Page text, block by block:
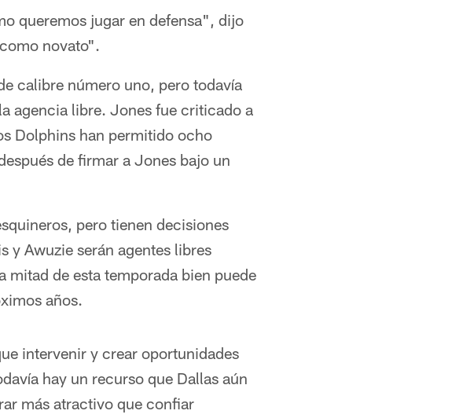
queremos jugar en defensa", dijo
novato".
calibre número uno, pero todavía
agencia libre. Jones fue criticado a
Dolphins han permitido ocho
de firmar a Jones bajo un
pero tienen decisiones
y Awuzie serán agentes libres
mitad de esta temporada bien puede
años.
intervenir y crear oportunidades
hay un recurso que Dallas aún
más atractivo que confiar